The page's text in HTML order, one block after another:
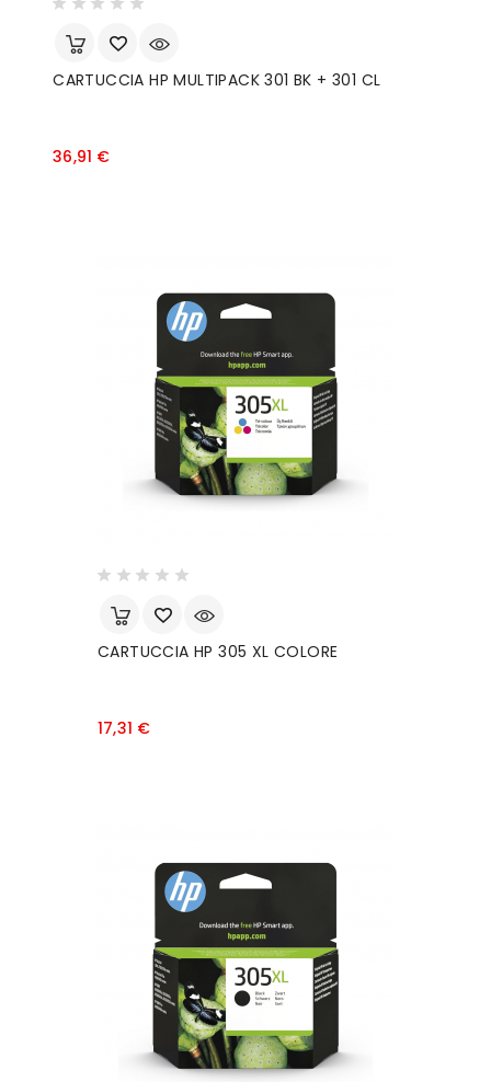
CARTUCCIA HP MULTIPACK 301 BK + 301 CL
36,91 €Prezzo
CARTUCCIA HP 305 XL COLORE
17,31 €Prezzo